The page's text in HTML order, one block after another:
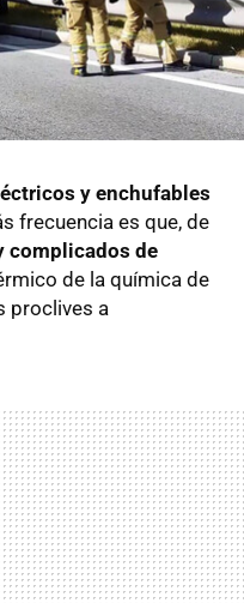
y enchufables
frecuencia es que, de
complicados de
de la química de
proclives a